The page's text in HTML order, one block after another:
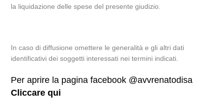
la liquidazione delle spese del presente giudizio.
In caso di diffusione omettere le generalità e gli altri dati
identificativi dei soggetti interessati nei termini indicati.
Per aprire la pagina facebook @avvrenatodisa
Cliccare qui